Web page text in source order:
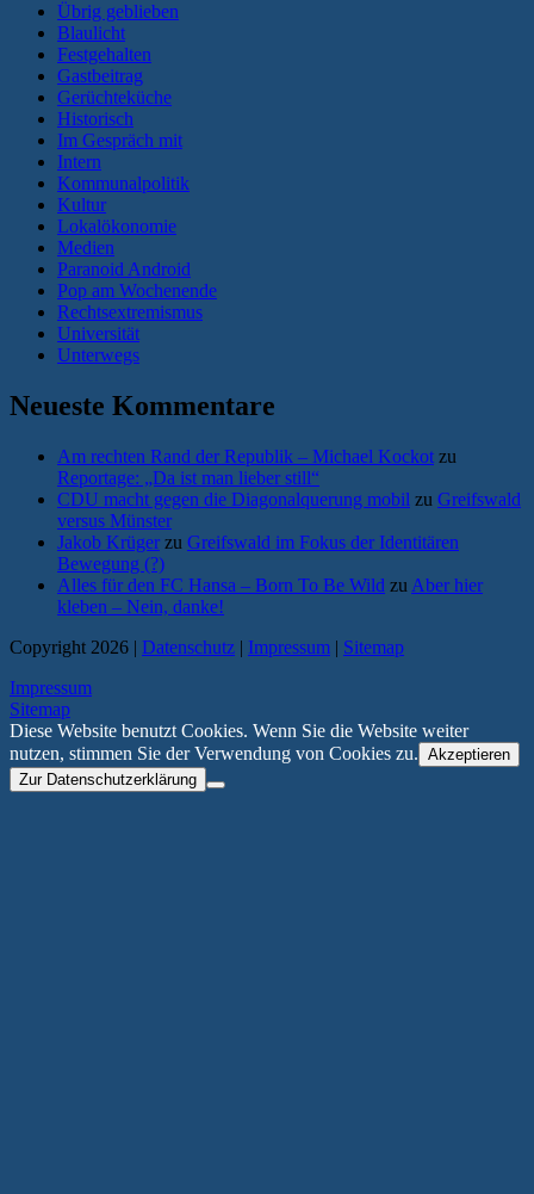
Übrig geblieben
Blaulicht
Festgehalten
Gastbeitrag
Gerüchteküche
Historisch
Im Gespräch mit
Intern
Kommunalpolitik
Kultur
Lokalökonomie
Medien
Paranoid Android
Pop am Wochenende
Rechtsextremismus
Universität
Unterwegs
Neueste Kommentare
Am rechten Rand der Republik – Michael Kockot zu
Reportage: „Da ist man lieber still“
CDU macht gegen die Diagonalquerung mobil zu Greifswald
versus Münster
Jakob Krüger zu Greifswald im Fokus der Identitären
Bewegung (?)
Alles für den FC Hansa – Born To Be Wild zu Aber hier
kleben – Nein, danke!
Copyright 2026 | Datenschutz | Impressum | Sitemap
Impressum
Sitemap
Diese Website benutzt Cookies. Wenn Sie die Website weiter
nutzen, stimmen Sie der Verwendung von Cookies zu. Akzeptieren
Zur Datenschutzerklärung